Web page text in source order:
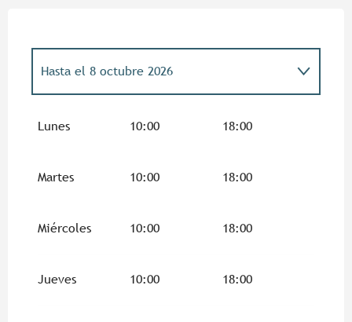
Hasta el 8 octubre 2026
Lunes 10:00 18:00
Martes 10:00 18:00
Miércoles 10:00 18:00
Jueves 10:00 18:00